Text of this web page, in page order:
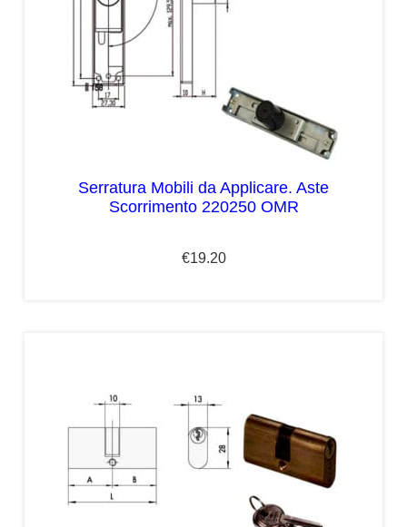
Serratura Mobili da Applicare. Aste
Scorrimento 220250 OMR
€19.20